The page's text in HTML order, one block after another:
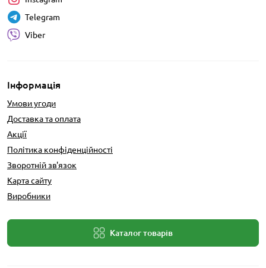
Інформація
Умови угоди
Доставка та оплата
Акції
Політика конфіденційності
Зворотній зв'язок
Карта сайту
Виробники
Каталог товарів
Telegram
Viber